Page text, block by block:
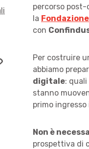
percorso
la
con
Per costruire
abbiamo
digitale:
stanno
primo ingresso
Non è
prospettiva di